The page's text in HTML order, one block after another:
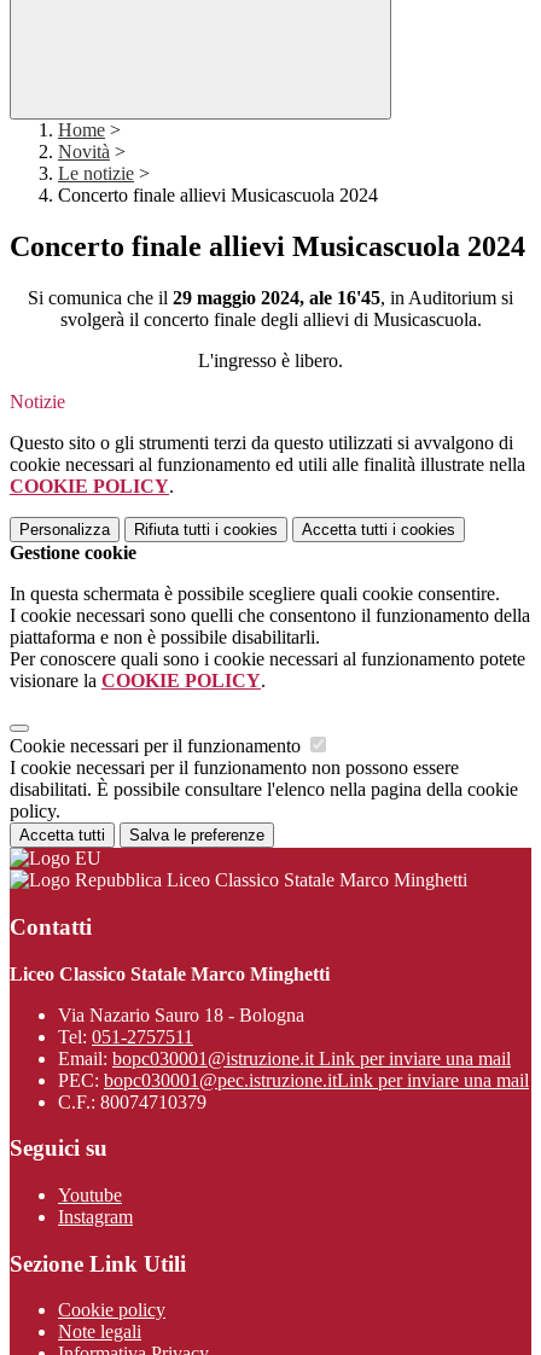
Home >
Novità >
Le notizie >
Concerto finale allievi Musicascuola 2024
Concerto finale allievi Musicascuola 2024
Si comunica che il 29 maggio 2024, ale 16'45, in Auditorium si
svolgerà il concerto finale degli allievi di Musicascuola.
L'ingresso è libero.
Notizie
Questo sito o gli strumenti terzi da questo utilizzati si avvalgono di
cookie necessari al funzionamento ed utili alle finalità illustrate nella
COOKIE POLICY.
Personalizza Rifiuta tutti i cookies Accetta tutti i cookies
Gestione cookie
In questa schermata è possibile scegliere quali cookie consentire.
I cookie necessari sono quelli che consentono il funzionamento della
piattaforma e non è possibile disabilitarli.
Per conoscere quali sono i cookie necessari al funzionamento potete
visionare la COOKIE POLICY.
Cookie necessari per il funzionamento
I cookie necessari per il funzionamento non possono essere
disabilitati. È possibile consultare l'elenco nella pagina della cookie
policy.
Accetta tutti Salva le preferenze
Liceo Classico Statale Marco Minghetti
Contatti
Liceo Classico Statale Marco Minghetti
Via Nazario Sauro 18 - Bologna
Tel: 051-2757511
Email: bopc030001@istruzione.it Link per inviare una mail
PEC: bopc030001@pec.istruzione.itLink per inviare una mail
C.F.: 80074710379
Seguici su
Youtube
Instagram
Sezione Link Utili
Cookie policy
Note legali